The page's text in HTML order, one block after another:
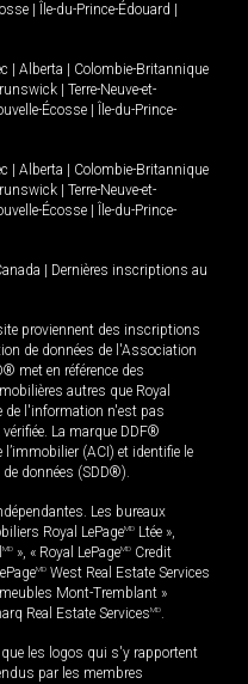
Île-du-Prince-Édouard
Alberta
Colombie-Britannique
Terre-Neuve-et-
Écosse
Île-du-Prince-
Alberta
Colombie-Britannique
Terre-Neuve-et-
Écosse
Île-du-Prince-
Dernières inscriptions au
proviennent des inscriptions
de données de l'Association
met en référence des
autres que Royal
de l'information n'est pas
La marque DDF®
(ACI) et identifie le
données (SDD®).
Les bureaux
Royal LePageMD Ltée »,
MD », « Royal LePageMD Credit
MD West Real Estate Services
Mont-Tremblant »
Real Estate ServicesMD.
les logos qui s'y rapportent
par les membres